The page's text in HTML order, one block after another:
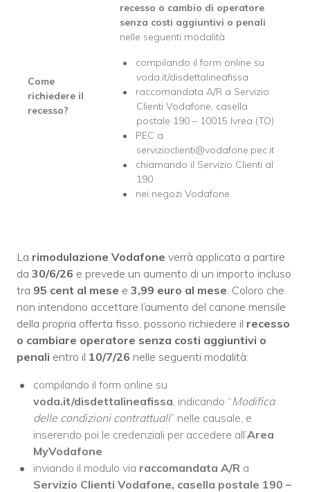
Come
richiedere il
recesso?
recesso o cambio di operatore
senza costi aggiuntivi o penali
nelle seguenti modalità
compilando il form online su
voda.it/disdettalineafissa
raccomandata A/R a Servizio
Clienti Vodafone, casella
postale 190 – 10015 Ivrea (TO)
PEC a
servizioclienti@vodafone.pec.it
chiamando il Servizio Clienti al
190
nei negozi Vodafone
La rimodulazione Vodafone verrà applicata a partire
da 30/6/26 e prevede un aumento di un importo incluso
tra 95 cent al mese e 3,99 euro al mese . Coloro che
non intendono accettare l’aumento del canone mensile
della propria offerta fisso, possono richiedere il recesso
o cambiare operatore senza costi aggiuntivi o
penali entro il 10/7/26 nelle seguenti modalità:
compilando il form online su
voda.it/disdettalineafissa , indicando “Modifica
delle condizioni contrattuali” nelle causale, e
inserendo poi le credenziali per accedere all’Area
MyVodafone
inviando il modulo via raccomandata A/R a
Servizio Clienti Vodafone, casella postale 190 –